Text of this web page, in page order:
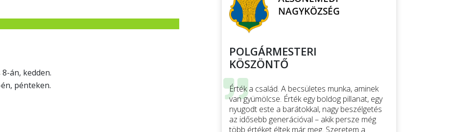
án, kedden.
pénteken.
POLGÁRMESTERI
KÖSZÖNTŐ
Érték a család. A becsületes munka, aminek
van gyümölcse. Érték egy boldog pillanat, egy
nyugodt este a barátokkal, nagy beszélgetés
az idősebb generációval – akik persze még
több értéket éltek már meg. Szeretem a